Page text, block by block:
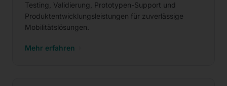
Testing, Validierung, Prototypen-Support und
Produktentwicklungsleistungen für zuverlässige
Mobilitätslösungen.
Mehr erfahren